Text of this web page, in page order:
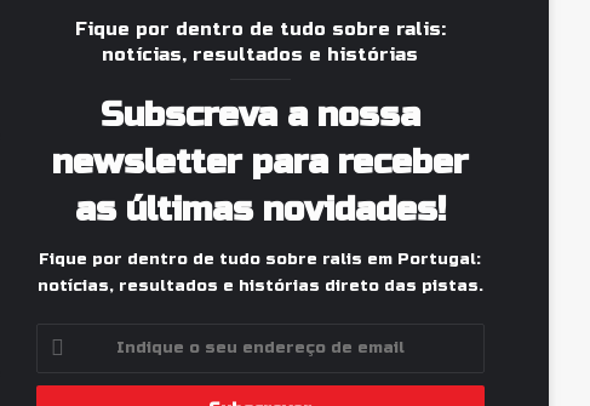
Fique por dentro de tudo sobre ralis:
notícias, resultados e histórias
Subscreva a nossa
newsletter para receber
as últimas novidades!
Fique por dentro de tudo sobre ralis em Portugal:
notícias, resultados e histórias direto das pistas.
Indique
seu